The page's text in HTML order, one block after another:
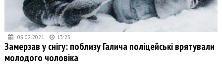
09.02.2021 13:25
Замерзав у снігу: поблизу Галича поліцейські врятували
молодого чоловіка